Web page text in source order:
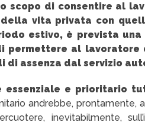
scopo di consentire al
della vita privata con
estivo, è prevista
permettere al lavoratore
di assenza dal servizio
essenziale e prioritario
andrebbe,
inevitabilmente,